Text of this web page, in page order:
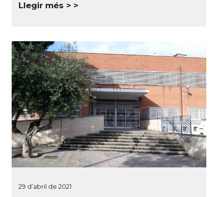
Llegir més >
29 d’abril de 2021